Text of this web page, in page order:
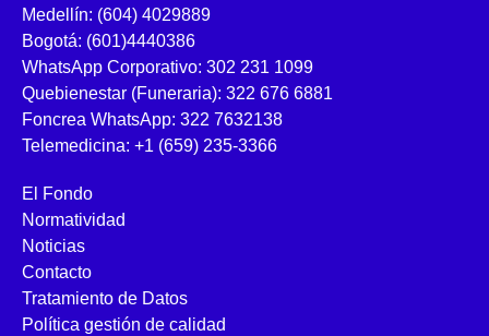
Medellín: (604) 4029889
Bogotá: (601)4440386
WhatsApp Corporativo: 302 231 1099
Quebienestar (Funeraria): 322 676 6881
Foncrea WhatsApp: 322 7632138
Telemedicina: +1 (659) 235-3366
El Fondo
Normatividad
Noticias
Contacto
Tratamiento de Datos
Política gestión de calidad